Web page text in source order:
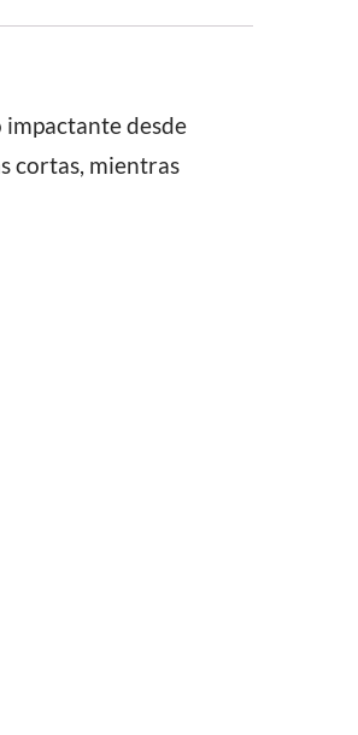
desde
cortas, mientras